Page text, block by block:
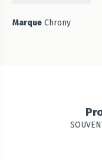
Marque Chrony